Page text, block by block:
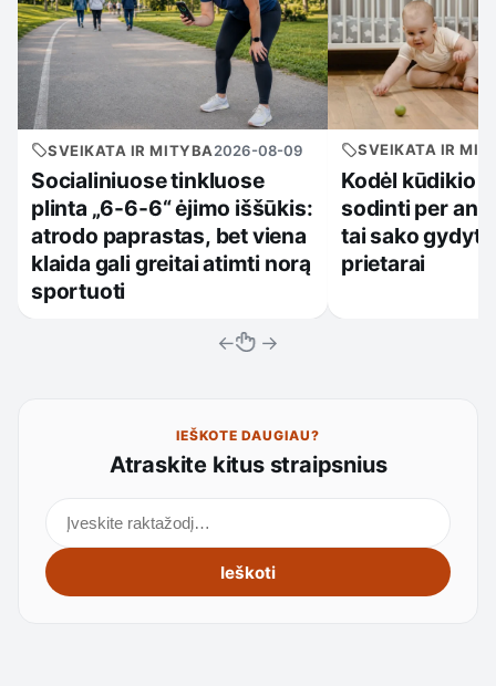
SVEIKATA IR MITYBA2026-08-09
Socialiniuose tinkluose
plinta „6-6-6“ ėjimo iššūkis:
atrodo paprastas, bet viena
klaida gali greitai atimti norą
sportuoti
SVEIKATA IR
Kodėl kūdikio
sodinti per
tai sako
prietarai
← →
IEŠKOTE DAUGIAU?
Atraskite kitus straipsnius
Ieškoti